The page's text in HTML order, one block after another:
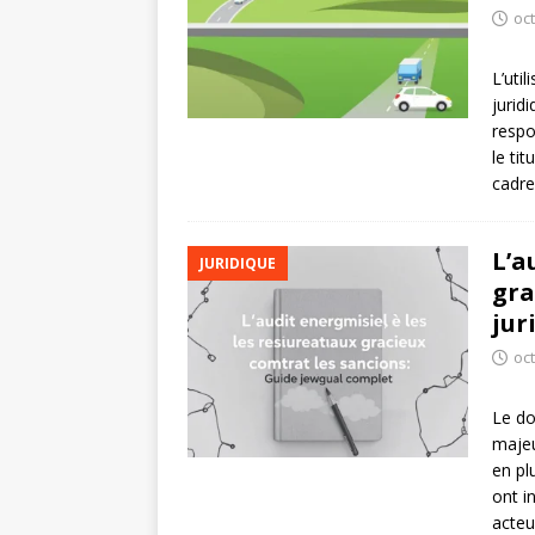
le
JURIDIQUE
Le
en
ont